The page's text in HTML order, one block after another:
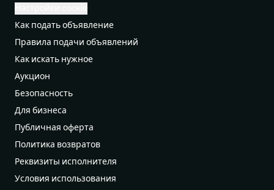
Как подать объявление
Правила подачи объявлений
Как искать нужное
Аукцион
Безопасность
Для бизнеса
Публичная оферта
Политика возвратов
Реквизиты исполнителя
Условия использования